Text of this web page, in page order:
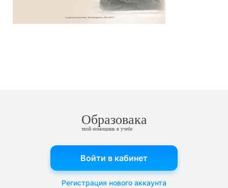
Образовака
твой помощник в учебе
Войти в кабинет
Регистрация нового аккаунта